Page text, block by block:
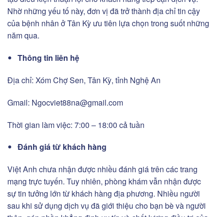
Nhờ những yếu tố này, đơn vị đã trở thành địa chỉ tin cậy
của bệnh nhân ở Tân Kỳ ưu tiên lựa chọn trong suốt những
năm qua.
Thông tin liên hệ
Địa chỉ: Xóm Chợ Sen, Tân Kỳ, tỉnh Nghệ An
Gmail: Ngocviet88na@gmail.com
Thời gian làm việc: 7:00 – 18:00 cả tuần
Đánh giá từ khách hàng
Việt Anh chưa nhận được nhiều đánh giá trên các trang
mạng trực tuyến. Tuy nhiên, phòng khám vẫn nhận được
sự tin tưởng lớn từ khách hàng địa phương. Nhiều người
sau khi sử dụng dịch vụ đã giới thiệu cho bạn bè và người